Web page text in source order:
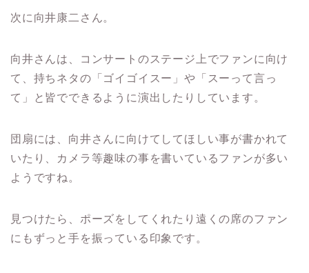
次に向井康二さん。
向井さんは、コンサートのステージ上でファンに向け
て、持ちネタの「ゴイゴイスー」や「スーって言っ
て」と皆でできるように演出したりしています。
団扇には、向井さんに向けてしてほしい事が書かれて
いたり、カメラ等趣味の事を書いているファンが多い
ようですね。
見つけたら、ポーズをしてくれたり遠くの席のファン
にもずっと手を振っている印象です。